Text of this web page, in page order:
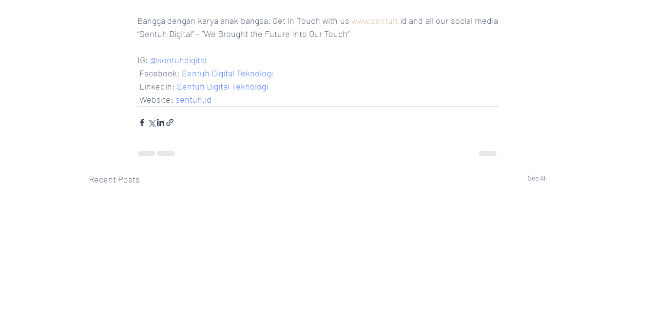
Bangga dengan karya anak bangsa. Get in Touch with us www.sentuh.id and all our social media
“Sentuh Digital” – “We Brought the Future Into Our Touch”
IG: @sentuhdigital
Facebook: Sentuh Digital Teknologi
Linkedin: Sentuh Digital Teknologi
Website: sentuh.id
Recent Posts See All